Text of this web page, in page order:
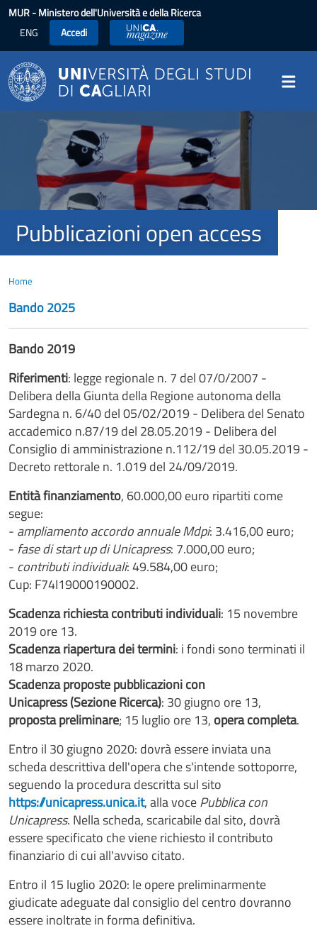
Salta al contenuto principale
MUR- Ministero dell'Università e della Ricerca
ENG
Accedi UniCA News
Pubblicazioni open access
Home
Bando 2025
Bando 2019
Riferimenti: legge regionale n. 7 del 07/0/2007 -
Delibera della Giunta della Regione autonoma della
Sardegna n. 6/40 del 05/02/2019 - Delibera del Senato
accademico n.87/19 del 28.05.2019 - Delibera del
Consiglio di amministrazione n.112/19 del 30.05.2019 -
Decreto rettorale n. 1.019 del 24/09/2019.
Entità finanziamento, 60.000,00 euro ripartiti come
segue:
- ampliamento accordo annuale Mdpi: 3.416,00 euro;
- fase di start up di Unicapress: 7.000,00 euro;
- contributi individuali: 49.584,00 euro;
Cup: F74I19000190002.
Scadenza richiesta contributi individuali: 15 novembre
2019 ore 13.
Scadenza riapertura dei termini: i fondi sono terminati il
18 marzo 2020.
Scadenza proposte pubblicazioni con
Unicapress (Sezione Ricerca): 30 giugno ore 13,
proposta preliminare; 15 luglio ore 13, opera completa.
Entro il 30 giugno 2020: dovrà essere inviata una
scheda descrittiva dell'opera che s'intende sottoporre,
seguendo la procedura descritta sul sito
https://unicapress.unica.it, alla vocePubblica con
Unicapress. Nella scheda, scaricabile dal sito, dovrà
essere specificato che viene richiesto il contributo
finanziario di cui all'avviso citato.
Entro il 15 luglio 2020: le opere preliminarmente
giudicate adeguate dal consiglio del centro dovranno
essere inoltrate in forma definitiva.